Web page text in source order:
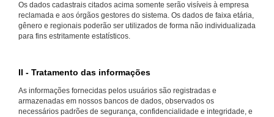
Os dados cadastrais citados acima somente serão visíveis à empresa
reclamada e aos órgãos gestores do sistema. Os dados de faixa etária,
gênero e regionais poderão ser utilizados de forma não individualizada
para fins estritamente estatísticos.
II - Tratamento das informações
As informações fornecidas pelos usuários são registradas e
armazenadas em nossos bancos de dados, observados os
necessários padrões de segurança, confidencialidade e integridade, e